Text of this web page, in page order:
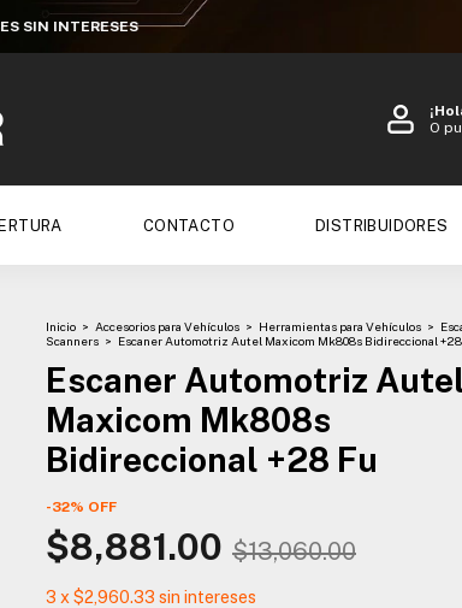
O
CONTACTO DISTRIBUIDORES
Inicio > Accesorios para Vehículos > Herramientas para Vehículos >
Scanners > Escaner Automotriz Autel Maxicom Mk808s Bidireccional +28
Escaner Automotriz
Maxicom Mk808s
Bidireccional +28 Fu
-32% OFF
$8,881.00 $13,060.00
3 x $2,960.33 sin intereses